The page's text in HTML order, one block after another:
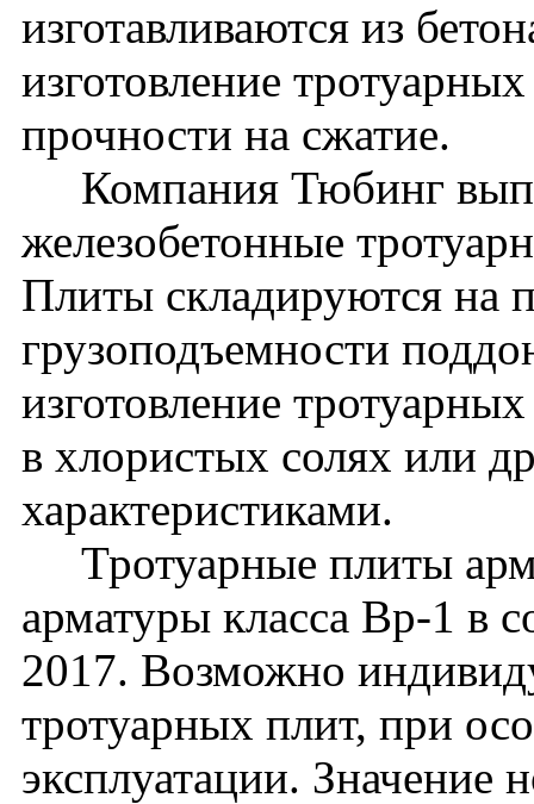
изготавливаются из
изготовление
прочности на сжатие.
Компания Тюбинг
железобетонные
Плиты складируются на
грузоподъемности
изготовление
в хлористых солях или
характеристиками.
Тротуарные плиты
арматуры класса Вр-1 в
2017. Возможно
тротуарных плит, при
эксплуатации. Значение